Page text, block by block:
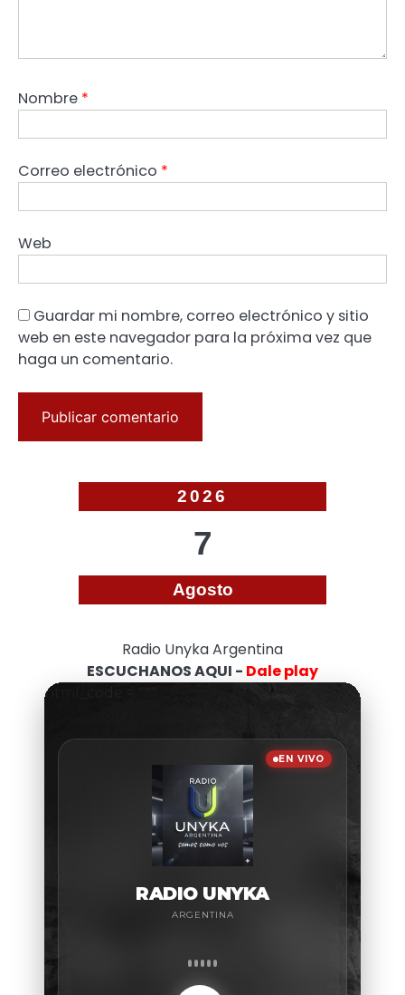
Nombre *
Correo electrónico *
Web
Guardar mi nombre, correo electrónico y sitio
web en este navegador para la próxima vez que
haga un comentario.
2026
7
Agosto
Radio Unyka Argentina
ESCUCHANOS AQUI - Dale play